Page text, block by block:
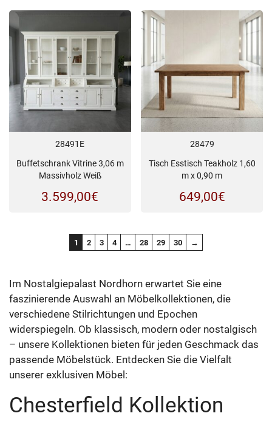
28491E
Buffetschrank Vitrine 3,06 m
Massivholz Weiß
3.599,00€
28479
Tisch Esstisch Teakholz 1,60
m x 0,90 m
649,00€
1 2 3 4 … 28 29 30 →
Im Nostalgiepalast Nordhorn erwartet Sie eine
faszinierende Auswahl an Möbelkollektionen, die
verschiedene Stilrichtungen und Epochen
widerspiegeln. Ob klassisch, modern oder nostalgisch
– unsere Kollektionen bieten für jeden Geschmack das
passende Möbelstück. Entdecken Sie die Vielfalt
unserer exklusiven Möbel:
Chesterfield Kollektion